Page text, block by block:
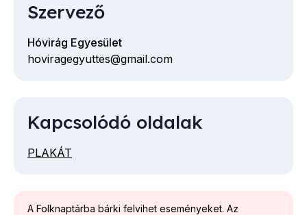
A Folknaptárba bárki felvihet eseményeket. Az
Szervező
Hóvirág Egyesület
E-
hoviragegyuttes@gmail.com
Kapcsolódó oldalak
PLAKÁT